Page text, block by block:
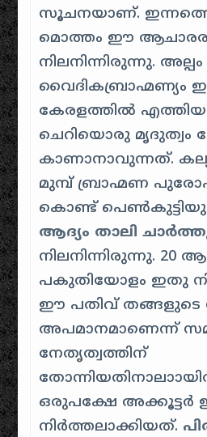
സൂചനയാണ്. ഇന്നത്തെ
മൊത്തം ഈ
നിലനിന്നിരുന്നു.
വൈദികബ്രാഹ്മണ്യം
കേരളത്തിൽ
ചെറിയൊരു മൃദുത്വം
കാണാനാവുന്നത്.
മുമ്പ് ബ്രാഹ്മണ
കൊണ്ട്
ആദ്യം താലി
നിലനിന്നിരുന്നു. 20
പകുതിയോളം ഇതു
ഈ പതിവ് തങ്ങളുടെ
അപമാനമാണെന്ന്
നേതൃത്വത്തിന്
ഒരുപക്ഷേ
നിർത്തലാക്കിയത്.